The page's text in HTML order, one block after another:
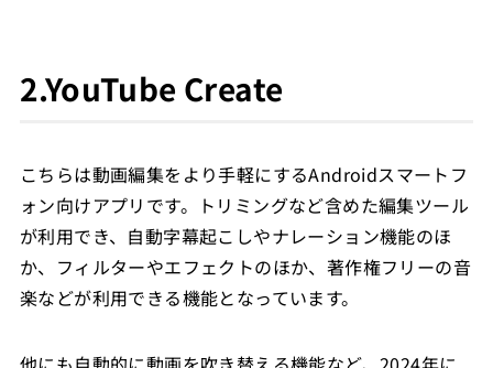
2.YouTube Create
こちらは動画編集をより手軽にするAndroidスマートフ
ォン向けアプリです。トリミングなど含めた編集ツール
が利用でき、自動字幕起こしやナレーション機能のほ
か、フィルターやエフェクトのほか、著作権フリーの音
楽などが利用できる機能となっています。